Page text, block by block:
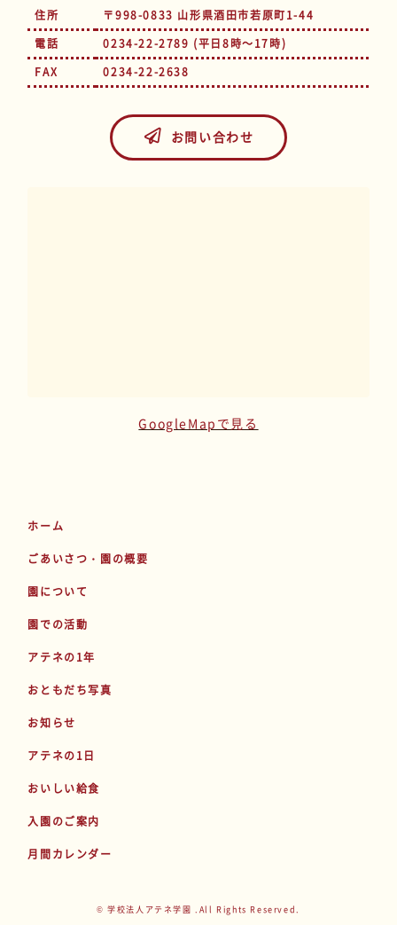
住所
〒998-0833 山形県酒田市若原町1-44
電話
0234-22-2789 (平日8時～17時)
FAX
0234-22-2638
お問い合わせ
GoogleMapで見る
ホーム
ごあいさつ・園の概要
園について
園での活動
アテネの1年
おともだち写真
お知らせ
アテネの1日
おいしい給食
入園のご案内
月間カレンダー
© 学校法人アテネ学園 .All Rights Reserved.